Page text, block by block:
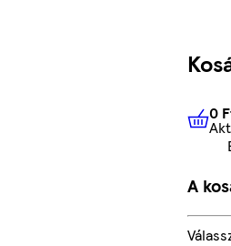
0
0
A